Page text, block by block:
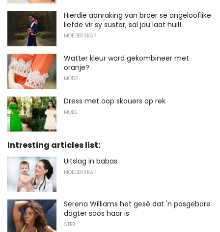
Hierdie aanraking van broer se ongelooflike
liefde vir sy suster, sal jou laat huil!
MOEDERSKAP
Watter kleur word gekombineer met
oranje?
MODE
Dress met oop skouers op rek
MODE
Intresting articles list:
Uitslag in babas
MOEDERSKAP
Serena Williams het gesê dat 'n pasgebore
dogter soos haar is
STER